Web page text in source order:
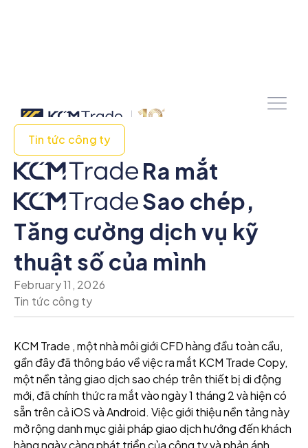
Tin tức công ty
Ra mắt
Sao chép,
Tăng cường dịch vụ kỹ
thuật số của mình
February 11, 2026
Tin tức công ty
KCM Trade , một nhà môi giới CFD hàng đầu toàn cầu,
gần đây đã thông báo về việc ra mắt KCM Trade Copy,
một nền tảng giao dịch sao chép trên thiết bị di động
mới, đã chính thức ra mắt vào ngày 1 tháng 2 và hiện có
sẵn trên cả iOS và Android. Việc giới thiệu nền tảng này
mở rộng danh mục giải pháp giao dịch hướng đến khách
hàng ngày càng phát triển của công ty và phản ánh